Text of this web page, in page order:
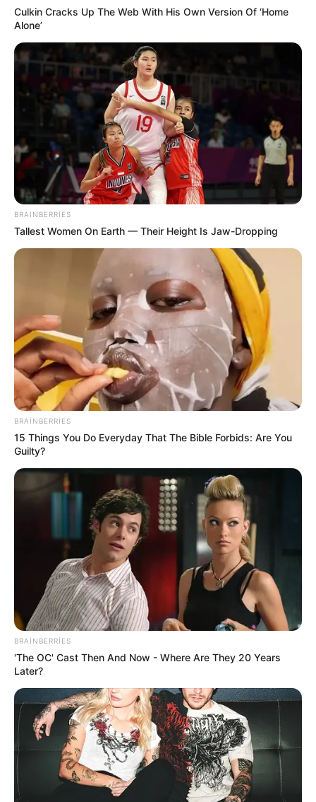
17:30 / 05 Avqust 2026
Vəkil alimentlə bağlı valideynlərin bilməli
olduğu hüquqlarıaçıqladı
80 0 0
17:10 / 05 Avqust 2026 MARAQLI
Boşanmadan sonra əmlak bölgüsü nə
qədər müddət vacibdir?-Vəkil
AÇIQLADI
98
16:59 / 05 Avqust 2026 MARAQLI
Balıqların yaddaşı ilə bağlı illərin mifi
təkzib edildi
Culkin Cracks Up The Web With His Own Version Of ‘Home
Alone’
BRAINBERRIES
Tallest Women On Earth — Their Height Is Jaw-Dropping
BRAINBERRIES
15 Things You Do Everyday That The Bible Forbids: Are You
Guilty?
BRAINBERRIES
'The OC' Cast Then And Now - Where Are They 20 Years
Later?